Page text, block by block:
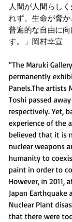
人間が人間らし
れず、生命が脅か
普遍的な自由に
す。」 岡村幸宣
“The Maruki
permanently
Panels.The artists
Toshi passed
respectively. Yet,
experience of the
believed that it is
nuclear weapons
humanity to
paint in order to
However, in 2011,
Japan Earthquake
Nuclear Plant
that there were